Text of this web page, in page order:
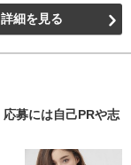
詳細を見る
応募には自己PRや志